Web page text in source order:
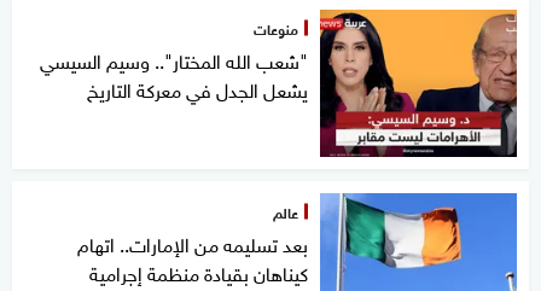
منوعات
"شعب الله المختار".. وسيم السيسي
يشعل الجدل في معركة التاريخ
عالم
بعد تسليمه من الإمارات.. اتهام
كيناهان بقيادة منظمة إجرامية